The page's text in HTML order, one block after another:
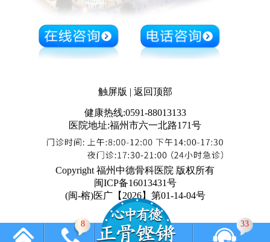
触屏版 | 返回顶部
健康热线:0591-88013133
医院地址:福州市六一北路171号
Copyright 福州中德骨科医院 版权所有
闽ICP备16013431号
(闽-榕)医广【2026】第01-14-04号
8 33